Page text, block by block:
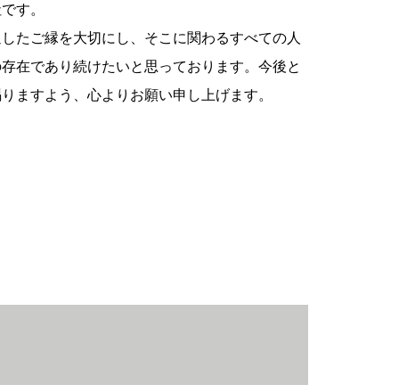
す。
たご縁を大切にし、そこに関わるすべての人
在であり続けたいと思っております。今後と
ますよう、心よりお願い申し上げます。